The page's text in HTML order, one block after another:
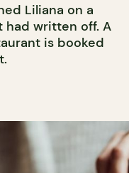
Liliana on a
had written off. A
is booked